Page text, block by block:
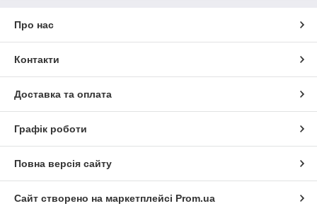
Про нас
Контакти
Доставка та оплата
Графік роботи
Повна версія сайту
Сайт створено на маркетплейсі Prom.ua